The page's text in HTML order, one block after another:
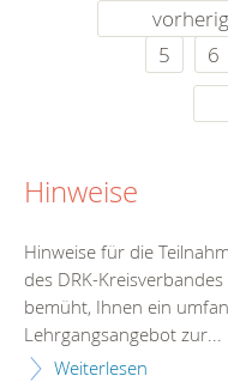
5
6
Hinweise
Hinweise für die
des DRK-
bemüht, Ihnen ein
Lehrgangsangebot zur...
Weiterlesen